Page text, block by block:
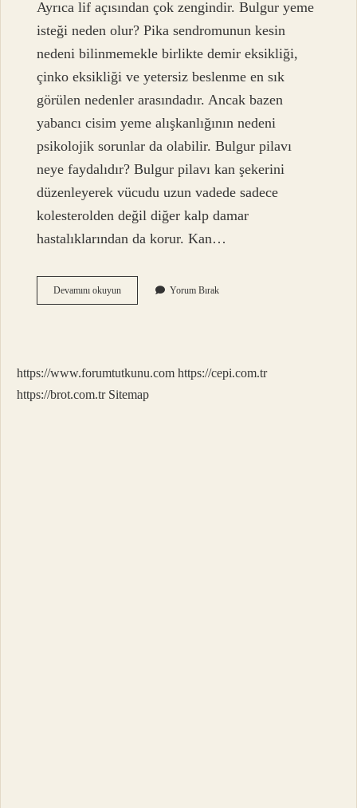
Ayrıca lif açısından çok zengindir. Bulgur yeme
isteği neden olur? Pika sendromunun kesin
nedeni bilinmemekle birlikte demir eksikliği,
çinko eksikliği ve yetersiz beslenme en sık
görülen nedenler arasındadır. Ancak bazen
yabancı cisim yeme alışkanlığının nedeni
psikolojik sorunlar da olabilir. Bulgur pilavı
neye faydalıdır? Bulgur pilavı kan şekerini
düzenleyerek vücudu uzun vadede sadece
kolesterolden değil diğer kalp damar
hastalıklarından da korur. Kan…
Devamını okuyunNeden
Bulgur
Yorum Bırak
https://www.forumtutkunu.com https://cepi.com.tr
https://brot.com.tr Sitemap